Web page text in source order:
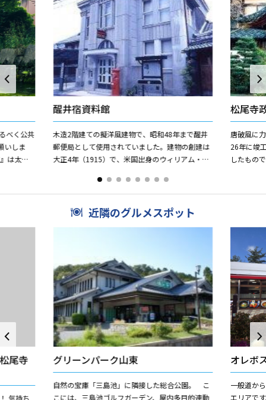
べく公共
いしま
は太
醒井宿資料館
木造2階建ての擬洋風建物で、昭和48年まで醒井
郵便局として使用されていました。建物の創建は
大正4年（1915）で、米国出身のウィリアム・メ
で知られています。...
松尾寺
唐破風に
26年に竣
したもの
近隣のグルメスポット
尾寺
気持ち
グリーンパーク山東
自然の宝庫「三島池」に隣接した総合公園。 こ
こには、三島池ゴルフガーデン、屋内多目的連動
オレボ
一般道か
エリアで